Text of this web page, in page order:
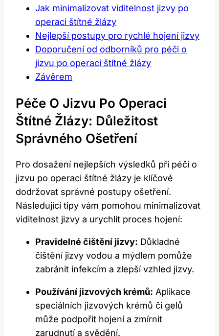
Jak ⁣minimalizovat viditelnost jizvy po‍
operaci ‍štítné žlázy
Nejlepší postupy pro rychlé hojení⁤ jizvy
Doporučení od odborníků⁤ pro péči o
jizvu po‌ operaci​ štítné žlázy
Závěrem
Péče O Jizvu Po Operaci
Štítné Žlázy: Důležitost
Správného Ošetření
Pro dosažení nejlepších výsledků při péči o
jizvu po operaci štítné ‍žlázy je klíčové
dodržovat správné postupy ošetření.
Následující⁤ tipy vám​ pomohou minimalizovat
‍viditelnost jizvy a urychlit proces hojení:
Pravidelné čištění jizvy: Důkladné
čištění jizvy vodou a mýdlem pomůže
zabránit infekcím a zlepší vzhled ‌jizvy.
Používání jizvových krémů: Aplikace‍
speciálních jizvových ⁤krémů či gelů
může podpořit hojení a zmírnit
‍zarudnutí a‌ svědění.